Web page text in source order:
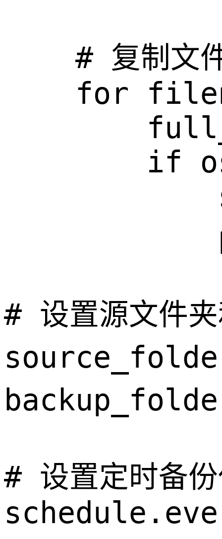
# 复制文
for
if
# 设置源文件
# 设置定时备